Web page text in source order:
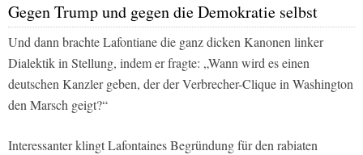
Gegen Trump und gegen die Demokratie selbst
Und dann brachte Lafontiane die ganz dicken Kanonen linker
Dialektik in Stellung, indem er fragte: „Wann wird es einen
deutschen Kanzler geben, der der Verbrecher-Clique in Washington
den Marsch geigt?“
Interessanter klingt Lafontaines Begründung für den rabiaten